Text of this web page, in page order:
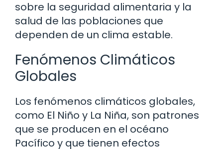
sobre la seguridad alimentaria y la
salud de las poblaciones que
dependen de un clima estable.
Fenómenos Climáticos
Globales
Los fenómenos climáticos globales,
como El Niño y La Niña, son patrones
que se producen en el océano
Pacífico y que tienen efectos